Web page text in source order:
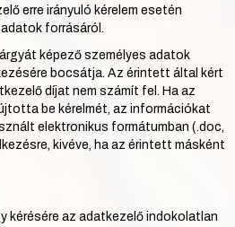
erre irányuló kérelem esetén
forrásáról.
képező személyes adatok
bocsátja. Az érintett által kért
díjat nem számít fel. Ha az
be kérelmét, az információkat
elektronikus formátumban (.doc,
kivéve, ha az érintett másként
kérésére az adatkezelő indokolatlan